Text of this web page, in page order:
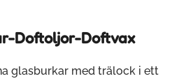
Doftoljor-Doftvax
glasburkar med trälock i ett